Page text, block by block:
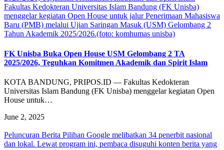
Fakultas Kedokteran Universitas Islam Bandung (FK Unisba)
menggelar kegiatan Open House untuk jalur Penerimaan Mahasiswa
Baru (PMB) melalui Ujian Saringan Masuk (USM) Gelombang 2
Tahun Akademik 2025/2026.(foto: komhumas unisba)
FK Unisba Buka Open House USM Gelombang 2 TA
2025/2026, Teguhkan Komitmen Akademik dan Spirit Islam
KOTA BANDUNG, PRIPOS.ID — Fakultas Kedokteran
Universitas Islam Bandung (FK Unisba) menggelar kegiatan Open
House untuk…
June 2, 2025
Peluncuran Berita Pilihan Google melibatkan 34 penerbit nasional
dan lokal. Lewat program ini, pembaca disuguhi konten berita yang